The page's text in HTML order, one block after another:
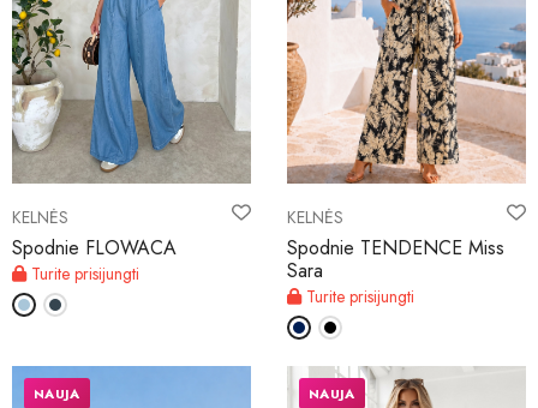
KELNĖS
Spodnie FLOWACA
Turite prisijungti
KELNĖS
Spodnie TENDENCE Miss
Sara
Turite prisijungti
NAUJA NAUJA